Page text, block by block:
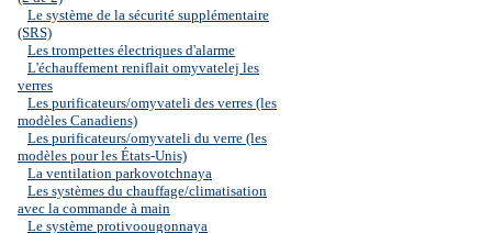
Le système de la sécurité supplémentaire
(SRS)
Les trompettes électriques d'alarme
L'échauffement reniflait omyvatelej les
verres
Les purificateurs/omyvateli des verres (les
modèles Canadiens)
Les purificateurs/omyvateli du verre (les
modèles pour les États-Unis)
La ventilation parkovotchnaya
Les systèmes du chauffage/climatisation
avec la commande à main
Le système protivoougonnaya